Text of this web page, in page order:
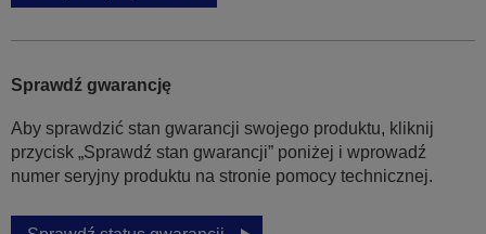
Sprawdź gwarancję
Aby sprawdzić stan gwarancji swojego produktu, kliknij
przycisk „Sprawdź stan gwarancji” poniżej i wprowadź
numer seryjny produktu na stronie pomocy technicznej.